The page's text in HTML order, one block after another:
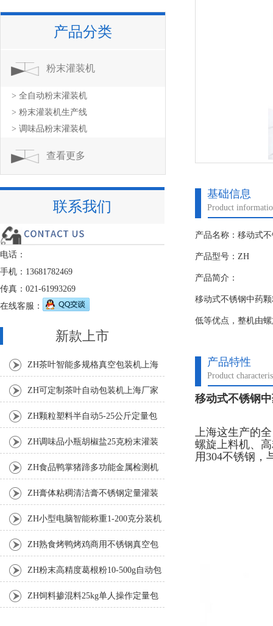
基础信息
Product
产品名称：移动式
产品型号：ZH
产品简介：
移动式不锈钢中药
低等优点，整机由
产品特性
Product
移动式不锈钢
上海这生产的
螺旋上料机、
用304不锈钢，
产品分类
粉末灌装机
> 全自动粉末灌装机
> 粉末灌装机生产线
> 调味品粉末灌装机
查看更多
联系我们
电话：
手机：13681782469
传真：021-61993269
在线客服：
新款上市
ZH茶叶智能多规格真空包装机上海
厂家 ZH可定制茶叶自动包装机上海厂家
ZH颗粒塑料半自动5-25公斤定量包
装机 ZH调味品小瓶胡椒盐25克粉末灌装
ZH食品鸭掌猪蹄多功能金属检测机
ZH膏体粘稠清洁膏不锈钢定量灌装
机厂家 ZH小型电脑智能称重1-200克分装机
ZH熟食烤鸭烤鸡商用不锈钢真空包
装机 ZH粉末高精度葛根粉10-500g自动包
装机 ZH饲料掺混料25kg单人操作定量包